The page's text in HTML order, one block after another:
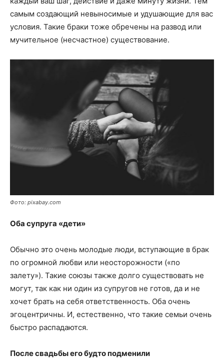
самым создающий невыносимые и удушающие для вас
условия. Такие браки тоже обречены на развод или
мучительное (несчастное) существование.
Фото: pixabay.com
Оба супруга «дети»
Обычно это очень молодые люди, вступающие в брак
по огромной любви или неосторожности («по
залету»). Такие союзы также долго существовать не
могут, так как ни один из супругов не готов, да и не
хочет брать на себя ответственность. Оба очень
эгоцентричны. И, естественно, что такие семьи очень
быстро распадаются.
После свадьбы его будто подменили